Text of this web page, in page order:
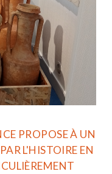
PROPOSE À UN
L'HISTOIRE EN